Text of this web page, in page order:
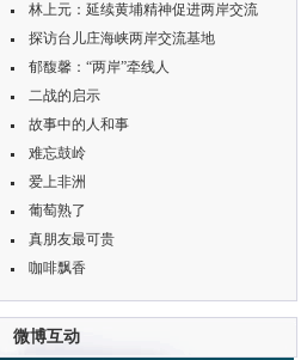
史，才能珍视来之不
易的和平与安宁。只
有铭记历史，才能开
林上元：延续黄埔精神促进两岸交流
探访台儿庄海峡两岸交流基地
郁馥馨：“两岸”牵线人
二战的启示
故事中的人和事
难忘鼓岭
爱上非洲
葡萄熟了
真朋友最可贵
咖啡飘香
微博互动